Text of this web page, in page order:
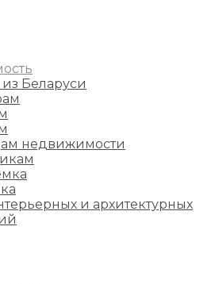
Беларуси
недвижимости
и архитектурных